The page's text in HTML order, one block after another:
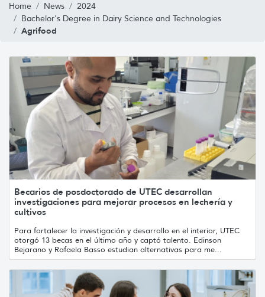
Home News
2024
Bachelor's Degree in Dairy Science and Technologies
Agrifood
Becarios de posdoctorado de UTEC desarrollan
investigaciones para mejorar procesos en lechería y
cultivos
Para fortalecer la investigación y desarrollo en el interior, UTEC
otorgó 13 becas en el último año y captó talento. Edinson
Bejarano y Rafaela Basso estudian alternativas para me...